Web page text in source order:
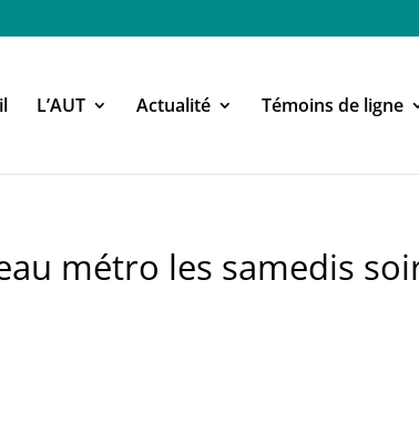
L’AUT Actualité Témoins de ligne
métro les samedis